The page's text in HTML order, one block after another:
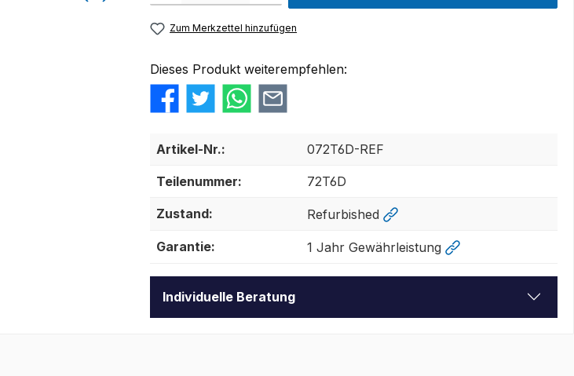
Zum Merkzettel hinzufügen
Dieses Produkt weiterempfehlen:
Artikel-Nr.: 072T6D-REF
Teilenummer: 72T6D
Zustand: Refurbished
Garantie: 1 Jahr Gewährleistung
Individuelle Beratung